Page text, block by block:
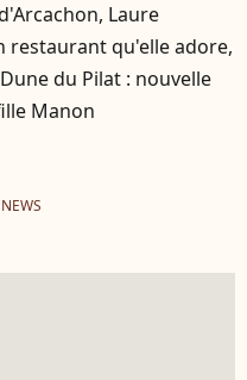
Laure
restaurant qu'elle adore,
du Pilat : nouvelle
Manon